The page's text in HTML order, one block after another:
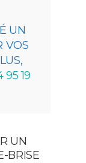
UN
VOS
95 19
UN
BRISE